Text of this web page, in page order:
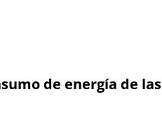
de energía de las